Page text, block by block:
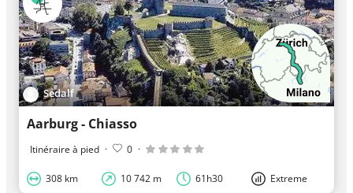
Sedalf
Aarburg - Chiasso
Itinéraire à pied · 0 ·
308 km 10 742 m 61h30 Extreme